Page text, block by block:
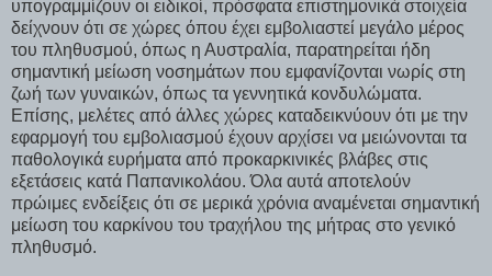
υπογραμμίζουν οι ειδικοί, πρόσφατα επιστημονικά στοιχεία
δείχνουν ότι σε χώρες όπου έχει εμβολιαστεί μεγάλο μέρος
του πληθυσμού, όπως η Αυστραλία, παρατηρείται ήδη
σημαντική μείωση νοσημάτων που εμφανίζονται νωρίς στη
ζωή των γυναικών, όπως τα γεννητικά κονδυλώματα.
Επίσης, μελέτες από άλλες χώρες καταδεικνύουν ότι με την
εφαρμογή του εμβολιασμού έχουν αρχίσει να μειώνονται τα
παθολογικά ευρήματα από προκαρκινικές βλάβες στις
εξετάσεις κατά Παπανικολάου. Όλα αυτά αποτελούν
πρώιμες ενδείξεις ότι σε μερικά χρόνια αναμένεται σημαντική
μείωση του καρκίνου του τραχήλου της μήτρας στο γενικό
πληθυσμό.